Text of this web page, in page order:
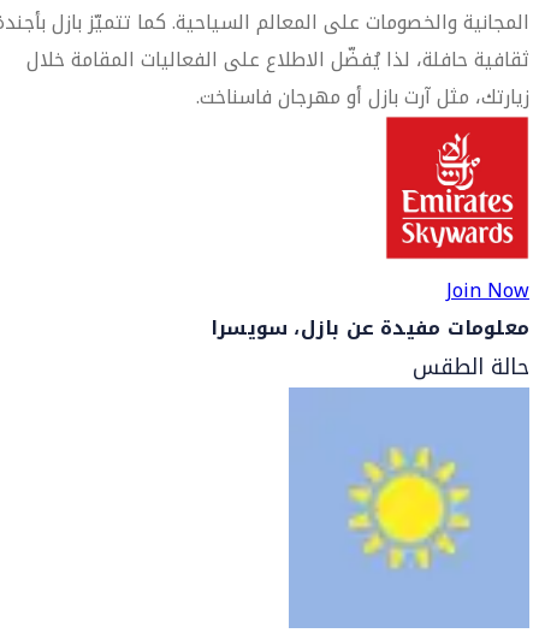
المجانية والخصومات على المعالم السياحية. كما تتميّز بازل
ثقافية حافلة، لذا يُفضّل الاطلاع على الفعاليات المقامة خلال
زيارتك، مثل آرت بازل أو مهرجان فاسناخت.
Join Now
معلومات مفيدة عن بازل، سويسرا
حالة الطقس